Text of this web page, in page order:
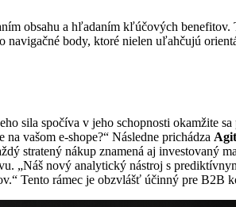
obsahu a hľadaním kľúčových
body, ktoré nielen uľahčujú
sila spočíva v jeho schopnosti okamžite
vašom e-shope?“ Následne prichádza
stratený nákup znamená aj investovaný
„Náš nový analytický nástroj s
Tento rámec je obzvlášť účinný pre B2B